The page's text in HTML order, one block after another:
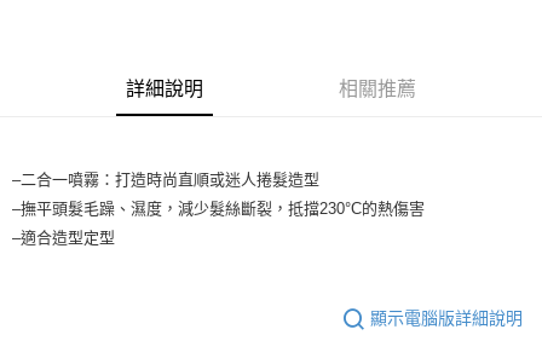
2.透過簡訊連結打開帳單後，可選擇「超商條碼／台灣大直營門市／銀行轉
帳／街口支付／iPASS MONEY」等通路繳費。
用戶於交易時，得透過本服務購買商品或服務，並由商店將買賣／分期付款
買賣價金債權讓與本公司後，依約使用本公司帳單繳交帳款。
2.基於同意付款使用「大哥付你分期」之契約關係目的，商店將以您的個人
每筆NT$65，滿NT$1,699(含以上)免運費
每筆NT$65，滿NT$1,699(含以上)免運費
宅配
詳細說明 相關推薦
–二合一噴霧：打造時尚直順或迷人捲髮造型
–撫平頭髮毛躁、濕度，減少髮絲斷裂，抵擋230°C的熱傷害
–適合造型定型
顯示電腦版詳細說明